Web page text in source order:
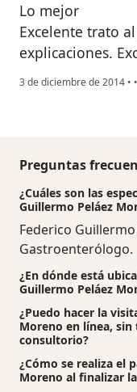
Lo mejor
Excelente trato
explicaciones.
3 de diciembre de 2014 • •
Preguntas
¿Cuáles son las
Guillermo Peláez
Federico
Gastroenterólogo.
¿En dónde está
Guillermo Peláez
¿Puedo hacer la
Moreno en línea,
consultorio?
¿Cómo se realiza el
Moreno al finalizar